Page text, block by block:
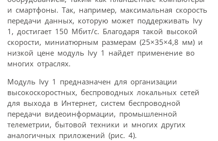
и смартфоны. Так, например, максимальная скорость
передачи данных, которую может поддерживать Ivy
1, достигает 150 Мбит/с. Благодаря такой высокой
скорости, миниатюрным размерам (25×35×4,8 мм) и
низкой цене модуль Ivy 1 найдет применение во
многих отраслях.
Модуль Ivy 1 предназначен для организации
высокоскоростных, беспроводных локальных сетей
для выхода в Интернет, систем беспроводной
передачи видеоинформации, промышленной
телеметрии, бытовой техники и многих других
аналогичных приложений (рис. 4).